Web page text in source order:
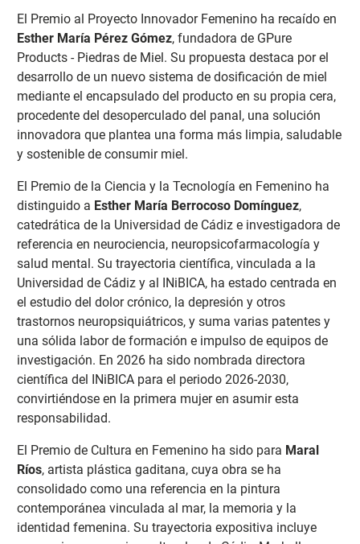
El Premio al Proyecto Innovador Femenino ha recaído en
Esther María Pérez Gómez, fundadora de GPure
Products - Piedras de Miel. Su propuesta destaca por el
desarrollo de un nuevo sistema de dosificación de miel
mediante el encapsulado del producto en su propia cera,
procedente del desoperculado del panal, una solución
innovadora que plantea una forma más limpia, saludable
y sostenible de consumir miel.
El Premio de la Ciencia y la Tecnología en Femenino ha
distinguido a Esther María Berrocoso Domínguez,
catedrática de la Universidad de Cádiz e investigadora de
referencia en neurociencia, neuropsicofarmacología y
salud mental. Su trayectoria científica, vinculada a la
Universidad de Cádiz y al INiBICA, ha estado centrada en
el estudio del dolor crónico, la depresión y otros
trastornos neuropsiquiátricos, y suma varias patentes y
una sólida labor de formación e impulso de equipos de
investigación. En 2026 ha sido nombrada directora
científica del INiBICA para el periodo 2026-2030,
convirtiéndose en la primera mujer en asumir esta
responsabilidad.
El Premio de Cultura en Femenino ha sido para Maral
Ríos, artista plástica gaditana, cuya obra se ha
consolidado como una referencia en la pintura
contemporánea vinculada al mar, la memoria y la
identidad femenina. Su trayectoria expositiva incluye